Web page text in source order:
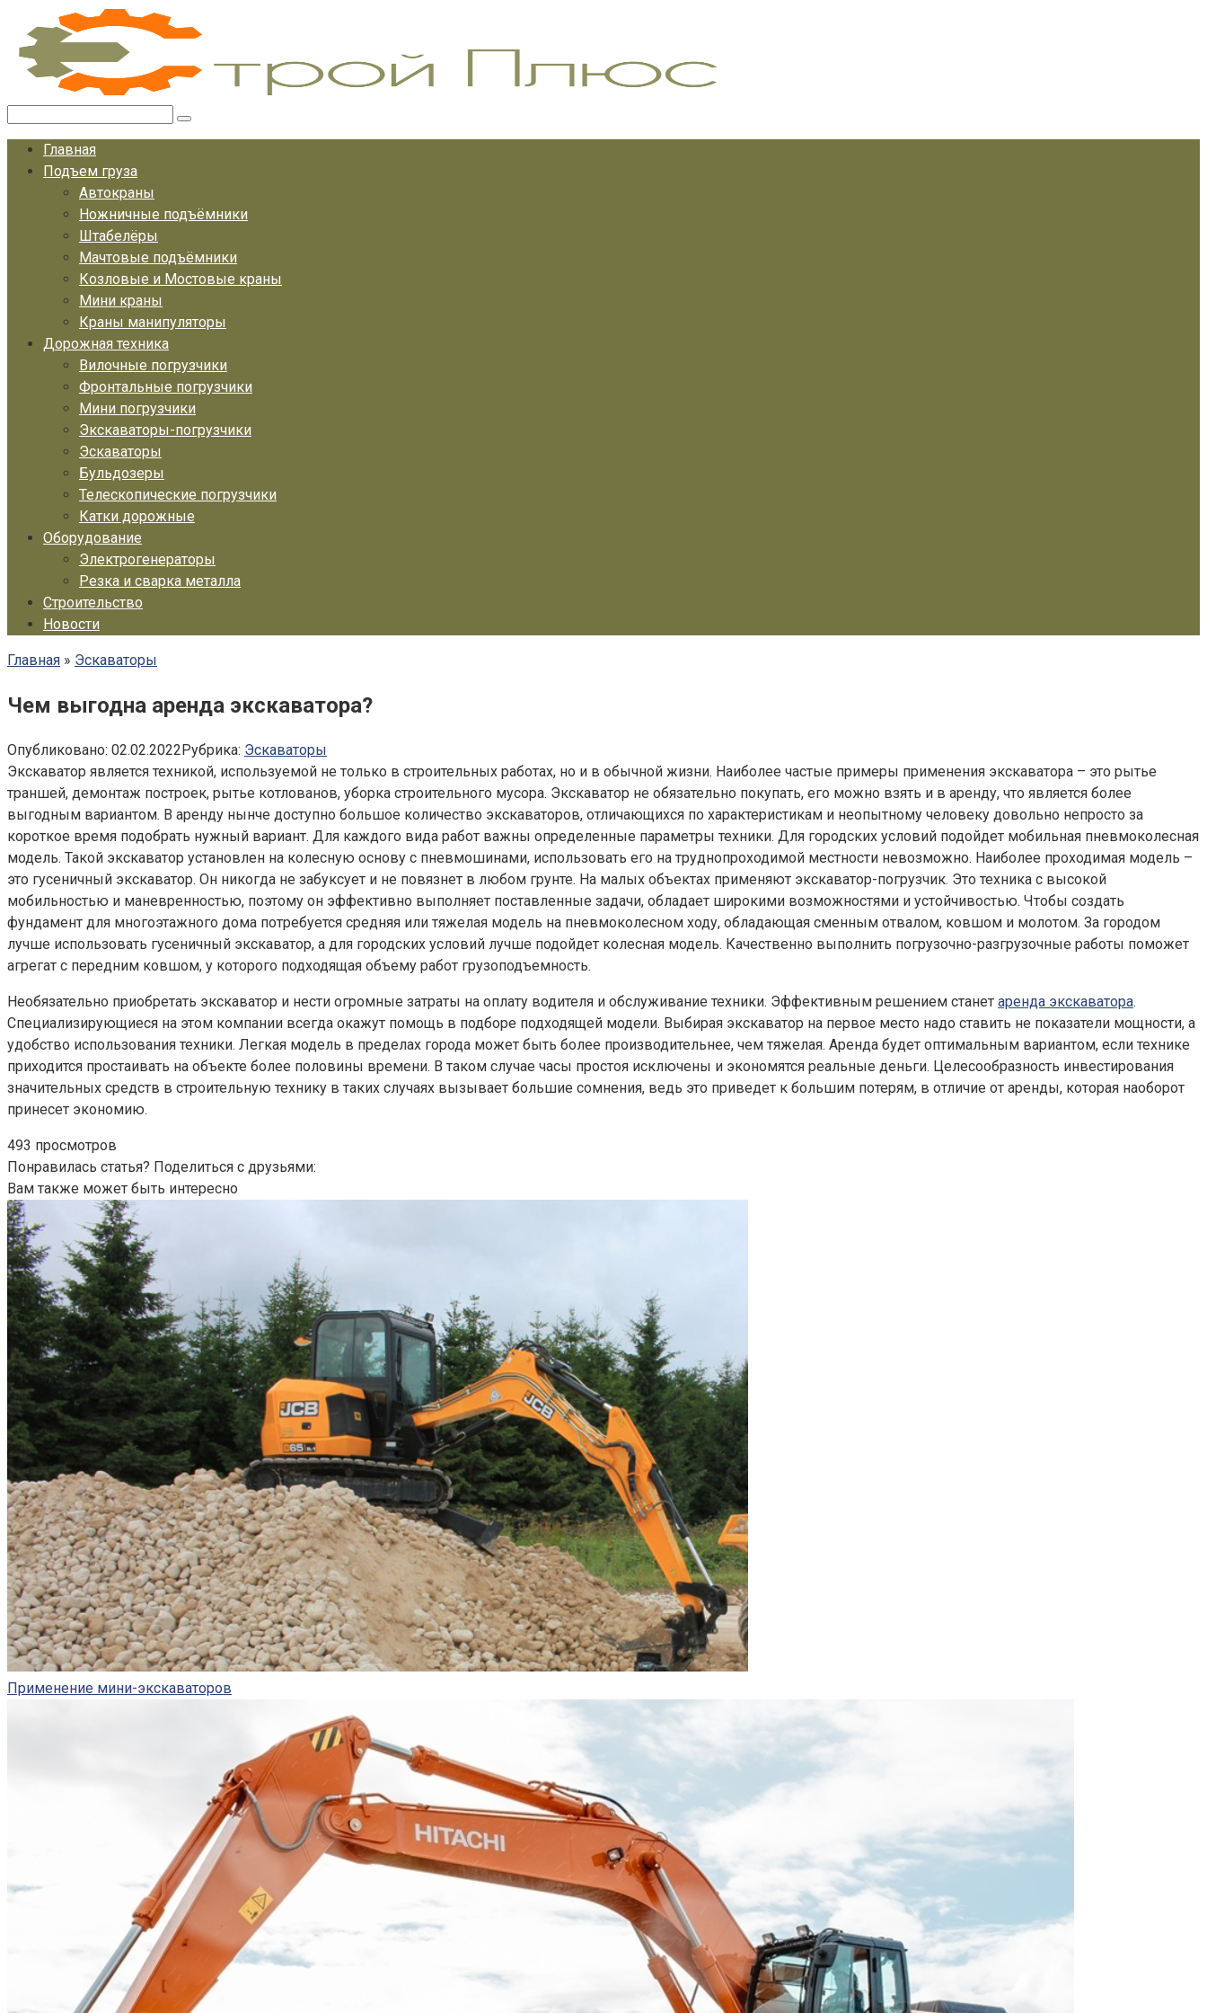
Перейти
контенту
Главная
Подъем груза
Автокраны
Ножничные подъёмники
Штабелёры
Мачтовые подъёмники
Козловые и Мостовые краны
Мини краны
Краны манипуляторы
Дорожная техника
Вилочные погрузчики
Фронтальные погрузчики
Мини погрузчики
Экскаваторы-погрузчики
Эскаваторы
Бульдозеры
Телескопические погрузчики
Катки дорожные
Оборудование
Электрогенераторы
Резка и сварка металла
Строительство
Новости
Главная » Эскаваторы
Чем выгодна аренда экскаватора?
Опубликовано: 02.02.2022Рубрика: Эскаваторы
Экскаватор является техникой, используемой не только в строительных работах, но и в обычной жизни. Наиболее частые примеры применения экскаватора – это рытье
траншей, демонтаж построек, рытье котлованов, уборка строительного мусора. Экскаватор не обязательно покупать, его можно взять и в аренду, что является более
выгодным вариантом. В аренду нынче доступно большое количество экскаваторов, отличающихся по характеристикам и неопытному человеку довольно непросто за
короткое время подобрать нужный вариант. Для каждого вида работ важны определенные параметры техники. Для городских условий подойдет мобильная пневмоколесная
модель. Такой экскаватор установлен на колесную основу с пневмошинами, использовать его на труднопроходимой местности невозможно. Наиболее проходимая модель –
это гусеничный экскаватор. Он никогда не забуксует и не повязнет в любом грунте. На малых объектах применяют экскаватор-погрузчик. Это техника с высокой
мобильностью и маневренностью, поэтому он эффективно выполняет поставленные задачи, обладает широкими возможностями и устойчивостью. Чтобы создать
фундамент для многоэтажного дома потребуется средняя или тяжелая модель на пневмоколесном ходу, обладающая сменным отвалом, ковшом и молотом. За городом
лучше использовать гусеничный экскаватор, а для городских условий лучше подойдет колесная модель. Качественно выполнить погрузочно-разгрузочные работы поможет
агрегат с передним ковшом, у которого подходящая объему работ грузоподъемность.
Необязательно приобретать экскаватор и нести огромные затраты на оплату водителя и обслуживание техники. Эффективным решением станет аренда экскаватора.
Специализирующиеся на этом компании всегда окажут помощь в подборе подходящей модели. Выбирая экскаватор на первое место надо ставить не показатели мощности, а
удобство использования техники. Легкая модель в пределах города может быть более производительнее, чем тяжелая. Аренда будет оптимальным вариантом, если технике
приходится простаивать на объекте более половины времени. В таком случае часы простоя исключены и экономятся реальные деньги. Целесообразность инвестирования
значительных средств в строительную технику в таких случаях вызывает большие сомнения, ведь это приведет к большим потерям, в отличие от аренды, которая наоборот
принесет экономию.
493 просмотров
Понравилась статья? Поделиться с друзьями:
Вам также может быть интересно
Применение мини-экскаваторов